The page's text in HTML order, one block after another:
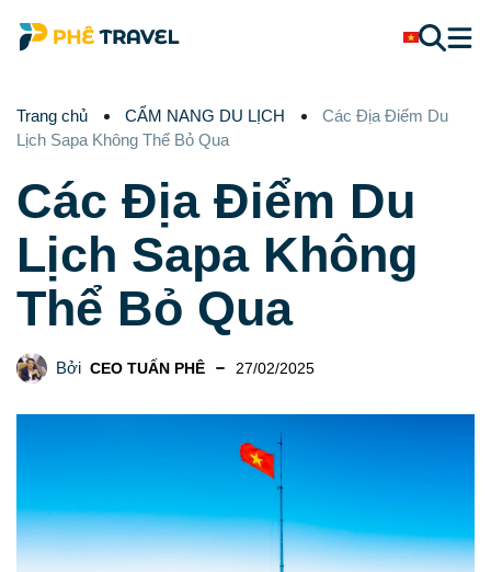
Trang chủ CẨM NANG DU LỊCH
Các Địa Điểm Du
Lịch Sapa Không Thể Bỏ Qua
Các Địa Điểm Du
Lịch Sapa Không
Thể Bỏ Qua
Bởi CEO TUẤN PHÊ 27/02/2025